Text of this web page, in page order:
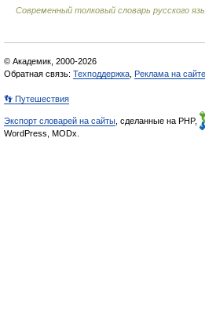
Современный толковый словарь русского
© Академик, 2000-2026
Обратная связь: Техподдержка Реклама на сайте
👣 Путешествия
Экспорт словарей на сайты , сделанные на PHP,
WordPress, MODx.